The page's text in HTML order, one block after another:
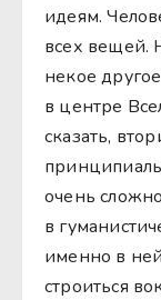
идеям.
всех вещей.
некое
в центре
сказать,
очень
в
именно в
строиться